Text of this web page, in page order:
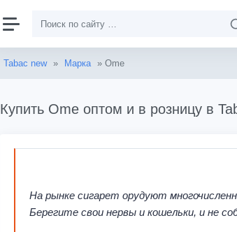
Tabac new » Марка » Ome
Купить Ome оптом и в розницу в
На рынке сигарет орудуют
Берегите свои нервы и кошельки, и не